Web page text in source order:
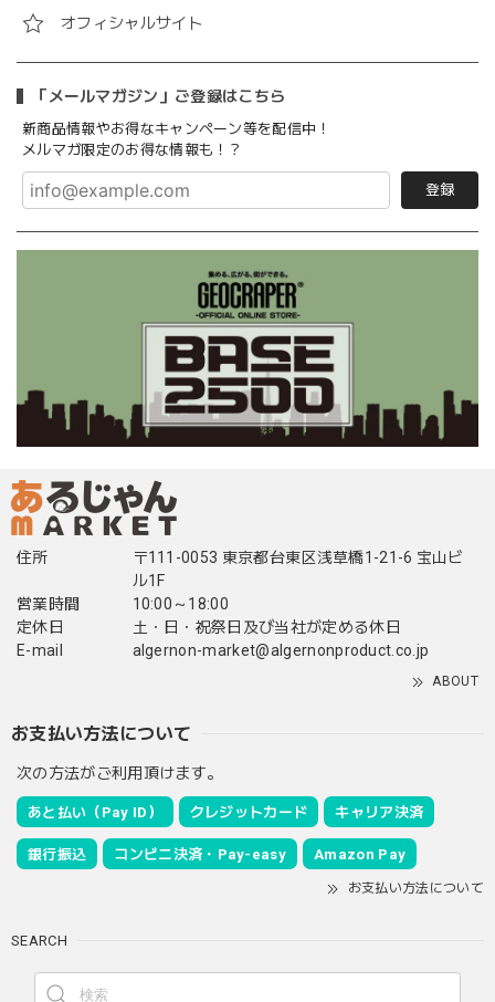
オフィシャルサイト
「メールマガジン」ご登録はこちら
新商品情報やお得なキャンペーン等を配信中！
メルマガ限定のお得な情報も！？
登録
住所
〒111-0053 東京都台東区浅草橋1-21-6 宝山ビ
ル1F
営業時間
10:00～18:00
定休日
土・日・祝祭日及び当社が定める休日
E-mail
algernon-market@algernonproduct.co.jp
ABOUT
お支払い方法について
次の方法がご利用頂けます。
あと払い（Pay ID） クレジットカード キャリア決済
銀行振込 コンビニ決済・Pay-easy Amazon Pay
お支払い方法について
SEARCH